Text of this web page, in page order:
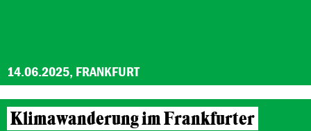
14.06.2025, FRANKFURT
Klimawanderung im Frankfurter